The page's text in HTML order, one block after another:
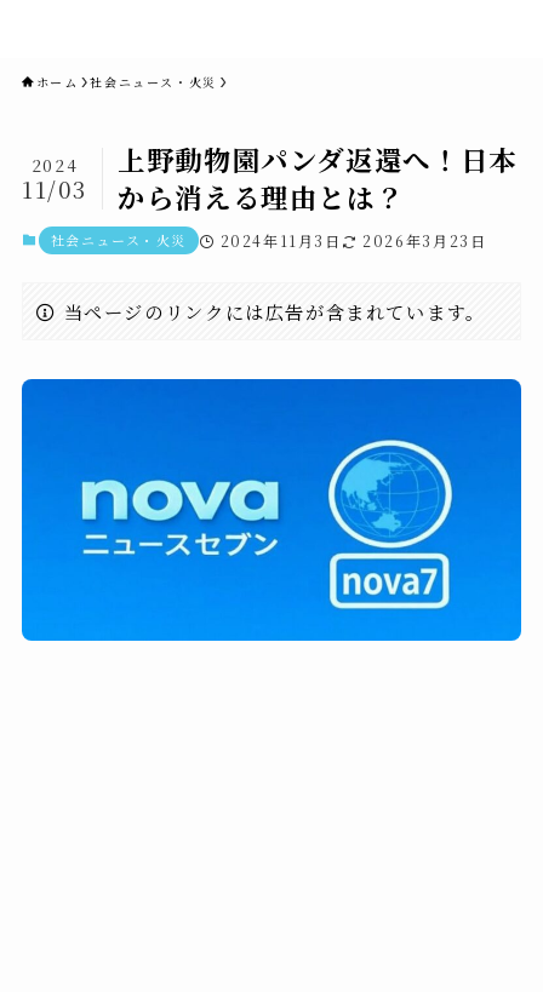
ホーム 社会ニュース・火災
上野動物園パンダ返還へ！日本
から消える理由とは？
2024
11/03
社会ニュース・火災 2024年11月3日 2026年3月23日
当ページのリンクには広告が含まれています。